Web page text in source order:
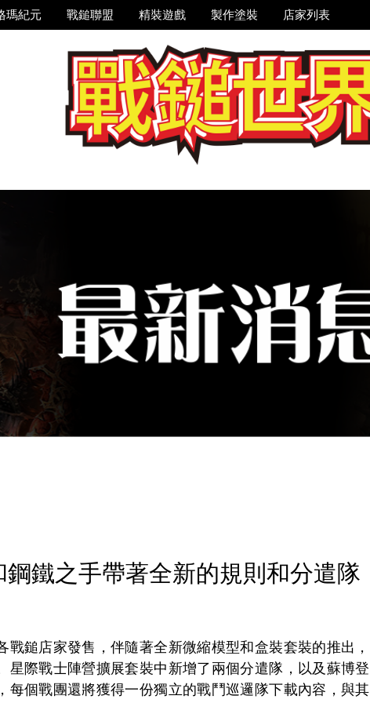
瑪紀元 戰鎚聯盟 精裝遊戲 製作塗裝 店家列表
鐵之手帶著全新的規則和分遣隊
鎚店家發售，伴隨著全新微縮模型和盒裝套裝的推出，
星際戰士陣營擴展套裝中新增了兩個分遣隊，以及蘇博登
每個戰團還將獲得一份獨立的戰鬥巡邏隊下載內容，與其